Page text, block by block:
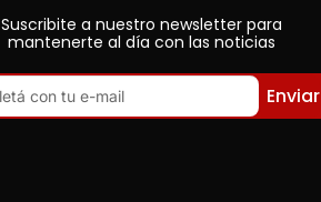
Suscribite a nuestro newsletter para
mantenerte al día con las noticias
Enviar